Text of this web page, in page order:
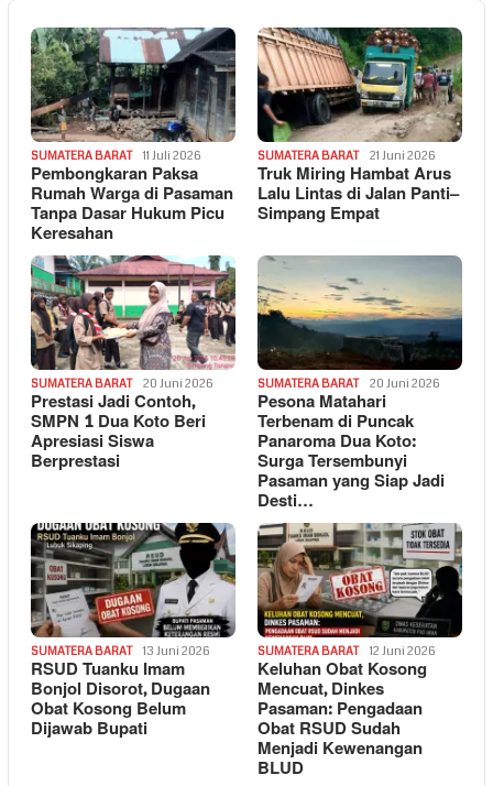
SUMATERA BARAT 11 Juli 2026
Pembongkaran Paksa
Rumah Warga di Pasaman
Tanpa Dasar Hukum Picu
Keresahan
SUMATERA BARAT 21 Juni 2026
Truk Miring Hambat Arus
Lalu Lintas di Jalan Panti–
Simpang Empat
SUMATERA BARAT 20 Juni 2026
Prestasi Jadi Contoh,
SMPN 1 Dua Koto Beri
Apresiasi Siswa
Berprestasi
SUMATERA BARAT 20 Juni 2026
Pesona Matahari
Terbenam di Puncak
Panaroma Dua Koto:
Surga Tersembunyi
Pasaman yang Siap Jadi
Desti…
SUMATERA BARAT 13 Juni 2026
RSUD Tuanku Imam
Bonjol Disorot, Dugaan
Obat Kosong Belum
Dijawab Bupati
SUMATERA BARAT 12 Juni 2026
Keluhan Obat Kosong
Mencuat, Dinkes
Pasaman: Pengadaan
Obat RSUD Sudah
Menjadi Kewenangan
BLUD